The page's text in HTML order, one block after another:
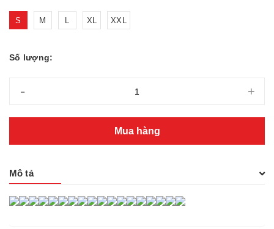
S M L XL XXL
Số lượng:
- +
Mua hàng
Mô tả